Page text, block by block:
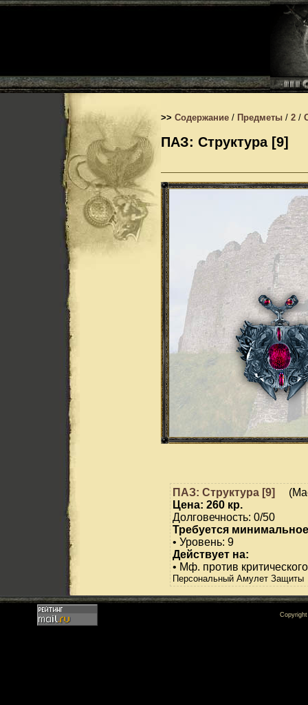
>> Содержание / Предметы / 2 /
ПАЗ: Структура [9]
ПАЗ: Структура [9]
Цена: 260 кр.
Долговечность: 0/50
Требуется
• Уровень: 9
Действует на:
• Мф. против
Персональный Амулет Защиты